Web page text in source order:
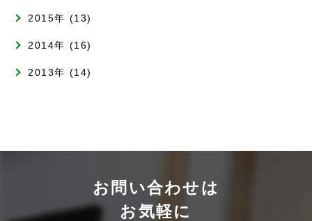
2015年 (13)
2014年 (16)
2013年 (14)
お問い合わせは
お気軽に